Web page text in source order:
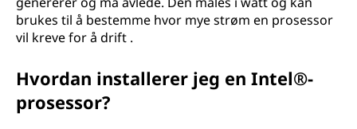
brukes til å bestemme hvor mye strøm en prosessor
vil kreve for å drift .
Hvordan installerer jeg en Intel®-
prosessor?